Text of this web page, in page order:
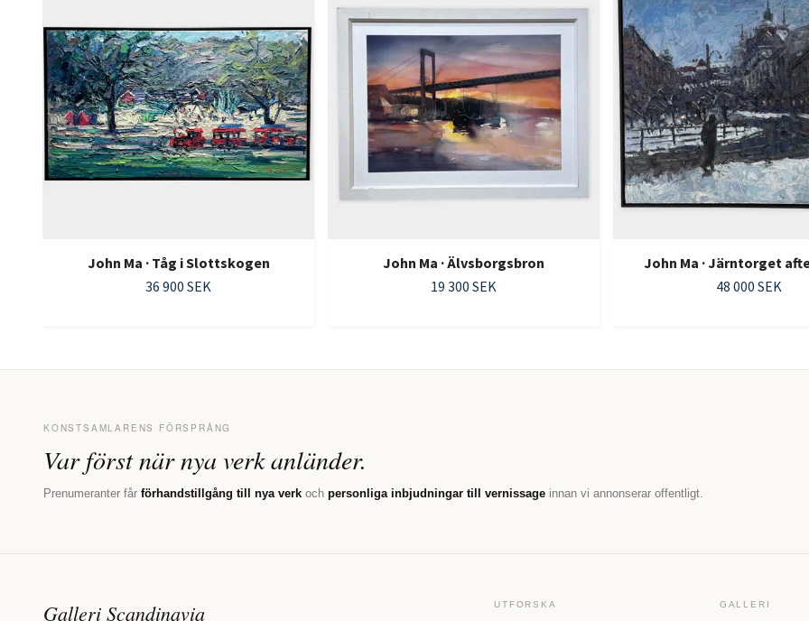
John Ma · Tåg i Slottskogen
36 900 SEK
John Ma · Älvsborgsbron
19 300 SEK
John Ma · Järntorget
48 000 SEK
KONSTSAMLARENS FÖRSPRÅNG
Var först när nya verk anländer.
Prenumeranter får förhandstillgång till nya verk och personliga inbjudningar till vernissage innan vi annonserar offentligt.
Galleri Scandinavia UTFORSKA GALLERI